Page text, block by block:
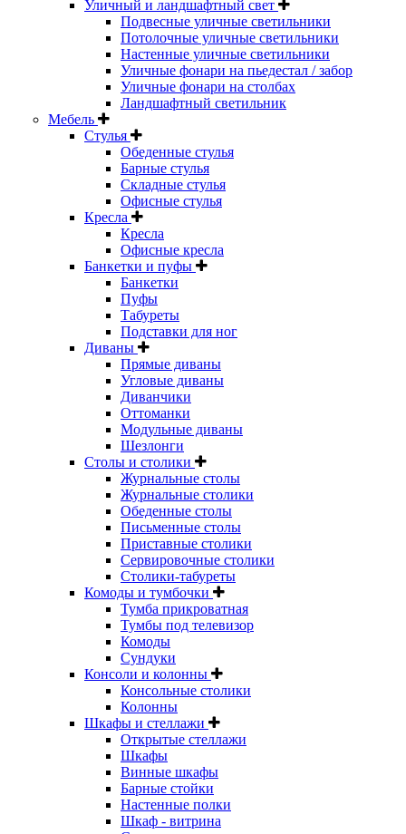
Уличный и ландшафтный свет
Подвесные уличные светильники
Потолочные уличные светильники
Настенные уличные светильники
Уличные фонари на пьедестал / забор
Уличные фонари на столбах
Ландшафтный светильник
Мебель
Стулья
Обеденные стулья
Барные стулья
Складные стулья
Офисные стулья
Кресла
Кресла
Офисные кресла
Банкетки и пуфы
Банкетки
Пуфы
Табуреты
Подставки для ног
Диваны
Прямые диваны
Угловые диваны
Диванчики
Оттоманки
Модульные диваны
Шезлонги
Столы и столики
Журнальные столы
Журнальные столики
Обеденные столы
Письменные столы
Приставные столики
Сервировочные столики
Столики-табуреты
Комоды и тумбочки
Тумба прикроватная
Тумбы под телевизор
Комоды
Сундуки
Консоли и колонны
Консольные столики
Колонны
Шкафы и стеллажи
Открытые стеллажи
Шкафы
Винные шкафы
Барные стойки
Настенные полки
Шкаф - витрина